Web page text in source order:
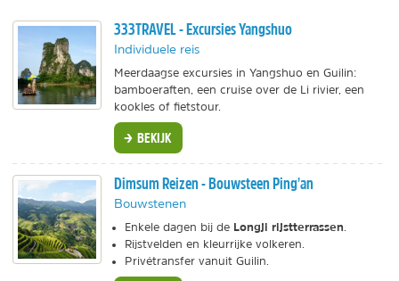
333TRAVEL - Excursies Yangshuo
Individuele reis
Meerdaagse excursies in Yangshuo en Guilin:
bamboeraften, een cruise over de Li rivier, een
kookles of fietstour.
BEKIJK
Dimsum Reizen - Bouwsteen Ping'an
Bouwstenen
Enkele dagen bij de Longji rijstterrassen
Rijstvelden en kleurrijke volkeren.
Privétransfer vanuit Guilin.